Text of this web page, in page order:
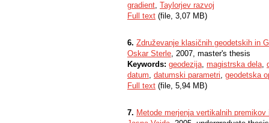
gradient, Taylorjev razvoj
Full text (file, 3,07 MB)
6. Združevanje klasičnih geodetskih in
Oskar Sterle, 2007, master's thesis
Keywords: geodezija, magistrska dela,
datum, datumski parametri, geodetska
Full text (file, 5,94 MB)
7. Metode merjenja vertikalnih